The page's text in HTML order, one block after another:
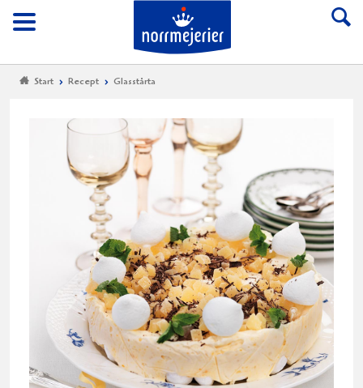
Meny
Till Norrmejerier
Start Recept Glasstårta